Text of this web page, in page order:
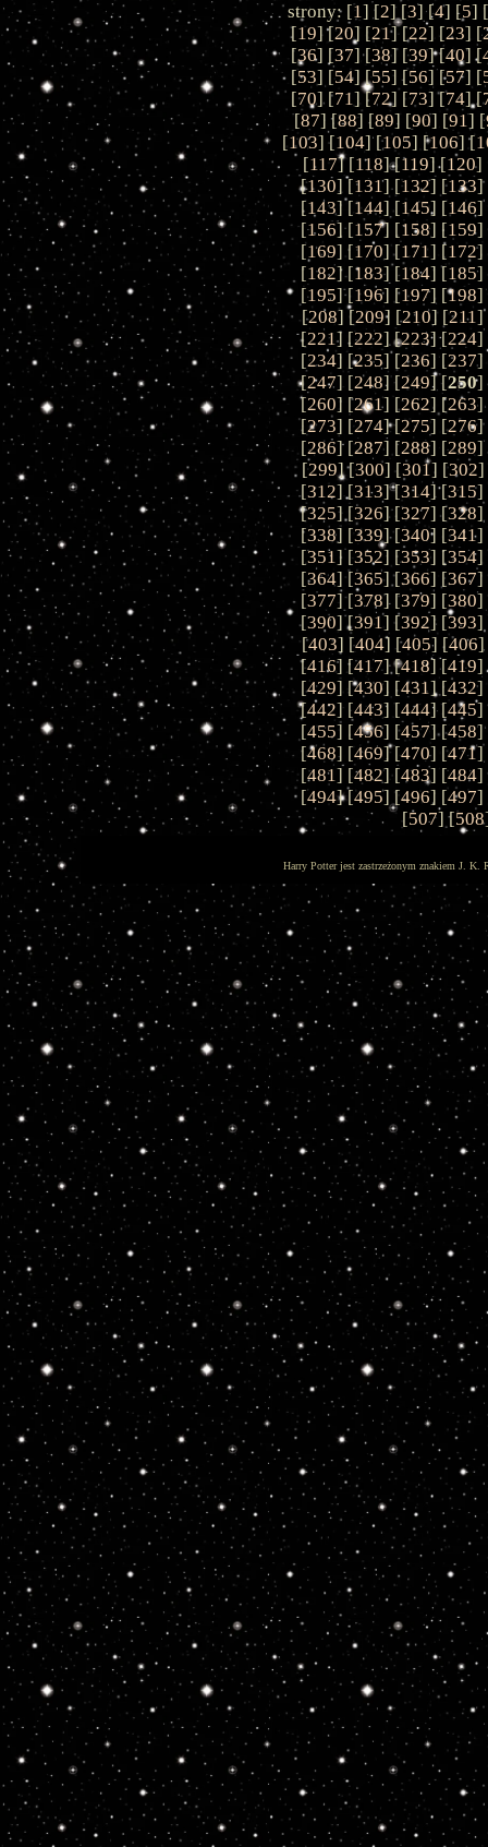
strony: [1] [2] [3] [4] [5] [
[19] [20] [21] [22] [23] [
[36] [37] [38] [39] [40] [
[53] [54] [55] [56] [57] [
[70] [71] [72] [73] [74] [
[87] [88] [89] [90] [91] [
[103] [104] [105] [106] [
[117] [118] [119] [120]
[130] [131] [132] [133]
[143] [144] [145] [146]
[156] [157] [158] [159]
[169] [170] [171] [172]
[182] [183] [184] [185]
[195] [196] [197] [198]
[208] [209] [210] [211]
[221] [222] [223] [224]
[234] [235] [236] [237]
[247] [248] [249] [250]
[260] [261] [262] [263]
[273] [274] [275] [276]
[286] [287] [288] [289]
[299] [300] [301] [302]
[312] [313] [314] [315]
[325] [326] [327] [328]
[338] [339] [340] [341]
[351] [352] [353] [354]
[364] [365] [366] [367]
[377] [378] [379] [380]
[390] [391] [392] [393]
[403] [404] [405] [406]
[416] [417] [418] [419]
[429] [430] [431] [432]
[442] [443] [444] [445]
[455] [456] [457] [458]
[468] [469] [470] [471]
[481] [482] [483] [484]
[494] [495] [496] [497]
[507] [508
Harry Potter jest zastrzeżonym znakiem J. K.